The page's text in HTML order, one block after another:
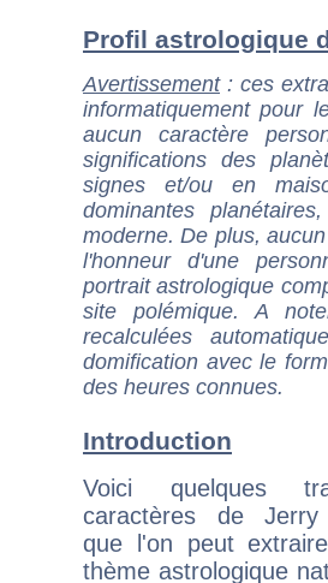
Profil astrologique
Avertissement: ces
informatiquement pour
aucun caractère
significations des
signes et/ou en
dominantes
moderne. De plus,
l'honneur d'une
portrait astrologique
site polémique. A
recalculées
domification avec le
des heures connues.
Introduction
Voici quelques
caractères de Jerry
que l'on peut
thème astrologique